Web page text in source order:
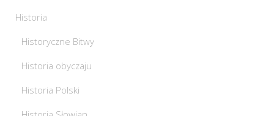
Historia
Historyczne Bitwy
Historia obyczaju
Historia Polski